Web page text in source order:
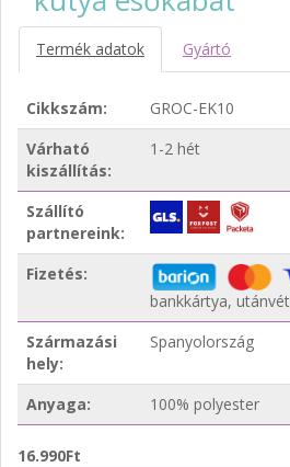
Termék adatok Gyártó
Cikkszám:
GROC-EK10
Várható
kiszállítás:
1-2 hét
Szállító
partnereink:
Fizetés:
bankkártya, utánvét
Származási
hely:
Spanyolország
Anyaga: 100% polyester
16.990Ft